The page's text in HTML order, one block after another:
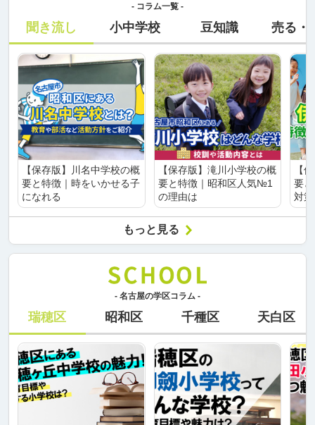
- コラム一覧 -
聞き流し 小中学校 豆知識 売る・
【保存版】川名中学校の概
要と特徴｜時をいかせる子
になれる
【保存版】滝川小学校の概
要と特徴｜昭和区人気№1
の理由は
【
要
対
もっと見る
- 名古屋の学区コラム -
瑞穂区 昭和区 千種区 天白区